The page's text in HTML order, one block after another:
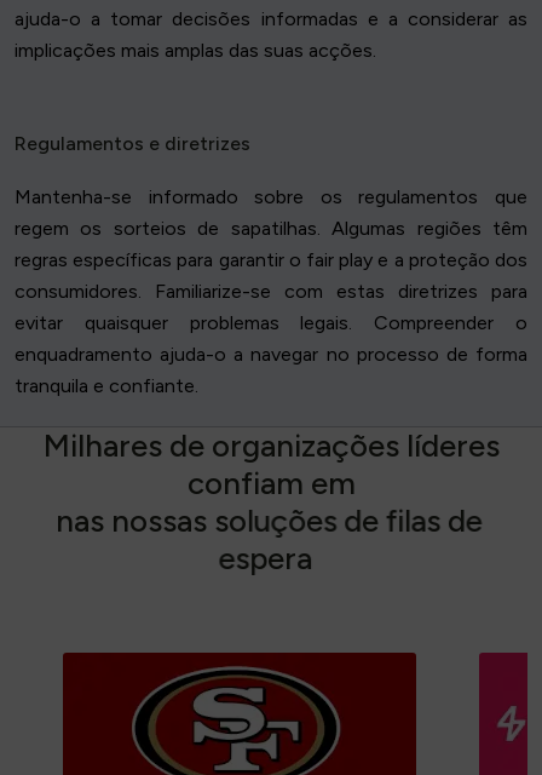
ajuda-o a tomar decisões informadas e a considerar as
implicações mais amplas das suas acções.
Regulamentos e diretrizes
Mantenha-se informado sobre os regulamentos que
regem os sorteios de sapatilhas. Algumas regiões têm
regras específicas para garantir o fair play e a proteção dos
consumidores. Familiarize-se com estas diretrizes para
evitar quaisquer problemas legais. Compreender o
enquadramento ajuda-o a navegar no processo de forma
tranquila e confiante.
Milhares de organizações líderes
confiam em
nas nossas soluções de filas de
espera